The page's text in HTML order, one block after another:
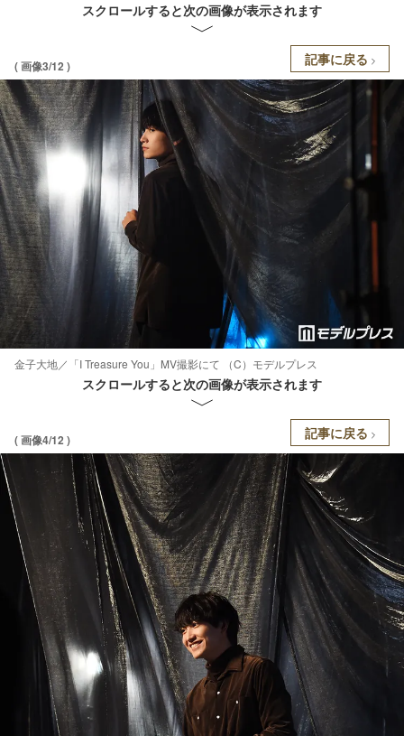
スクロールすると次の画像が表示されます
( 画像3/12 ) 記事に戻る
金子大地／「I Treasure You」MV撮影にて （C）モデルプレス
スクロールすると次の画像が表示されます
( 画像4/12 ) 記事に戻る